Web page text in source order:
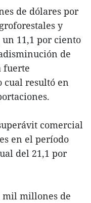
de dólares por
y
11,1 por ciento
de
fuerte
cual resultó en
comercial
en el período
del 21,1 por
mil millones de